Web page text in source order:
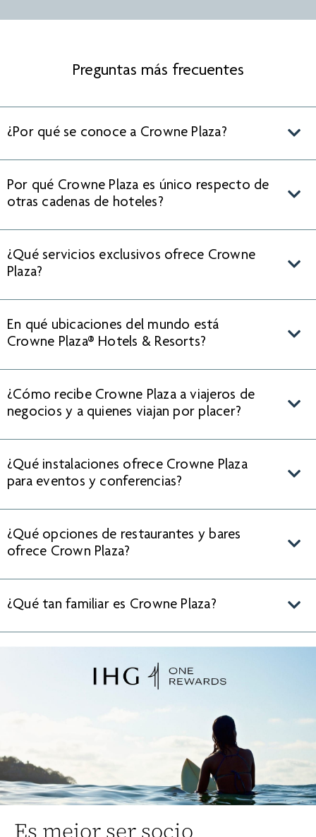
Preguntas más frecuentes
¿Por qué se conoce a Crowne Plaza?
Por qué Crowne Plaza es único respecto de
otras cadenas de hoteles?
¿Qué servicios exclusivos ofrece Crowne
Plaza?
En qué ubicaciones del mundo está
Crowne Plaza® Hotels & Resorts?
¿Cómo recibe Crowne Plaza a viajeros de
negocios y a quienes viajan por placer?
¿Qué instalaciones ofrece Crowne Plaza
para eventos y conferencias?
¿Qué opciones de restaurantes y bares
ofrece Crown Plaza?
¿Qué tan familiar es Crowne Plaza?
Es mejor ser socio